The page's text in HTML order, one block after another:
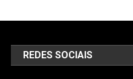
REDES SOCIAIS